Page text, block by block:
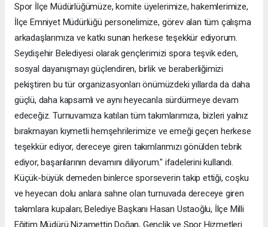
Spor İlçe Müdürlüğümüze, komite üyelerimize, hakemlerimize,
İlçe Emniyet Müdürlüğü personelimize, görev alan tüm çalışma
arkadaşlarımıza ve katkı sunan herkese teşekkür ediyorum.
Seydişehir Belediyesi olarak gençlerimizi spora teşvik eden,
sosyal dayanışmayı güçlendiren, birlik ve beraberliğimizi
pekiştiren bu tür organizasyonları önümüzdeki yıllarda da daha
güçlü, daha kapsamlı ve aynı heyecanla sürdürmeye devam
edeceğiz. Turnuvamıza katılan tüm takımlarımıza, bizleri yalnız
bırakmayan kıymetli hemşehrilerimize ve emeği geçen herkese
teşekkür ediyor, dereceye giren takımlarımızı gönülden tebrik
ediyor, başarılarının devamını diliyorum." ifadelerini kullandı.
Küçük-büyük demeden binlerce sporseverin takip ettiği, coşku
ve heyecan dolu anlara sahne olan turnuvada dereceye giren
takımlara kupaları; Belediye Başkanı Hasan Ustaoğlu, İlçe Milli
Eğitim Müdürü Nizamettin Doğan, Gençlik ve Spor Hizmetleri